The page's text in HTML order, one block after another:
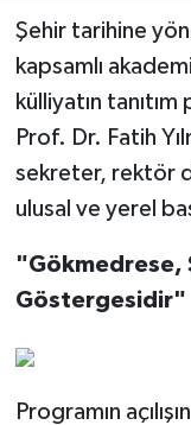
Şehir tarihine
kapsamlı
külliyatın
Prof. Dr. Fatih
sekreter, rektör
ulusal ve yerel
"Gökmedrese,
Göstergesidir"
Programın